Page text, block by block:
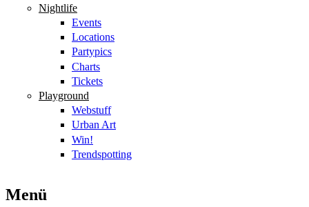
Nightlife
Events
Locations
Partypics
Charts
Tickets
Playground
Webstuff
Urban Art
Win!
Trendspotting
Menü